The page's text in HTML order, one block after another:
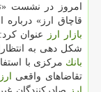
امروز در نشست
قاچاق ارز» درباره
بازار
ارز عنوان
شكل دهی به
بانك مركزی با
تقاضاهای واقعی ارز
ارز
صادركنندگان